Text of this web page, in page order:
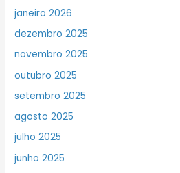
janeiro 2026
dezembro 2025
novembro 2025
outubro 2025
setembro 2025
agosto 2025
julho 2025
junho 2025